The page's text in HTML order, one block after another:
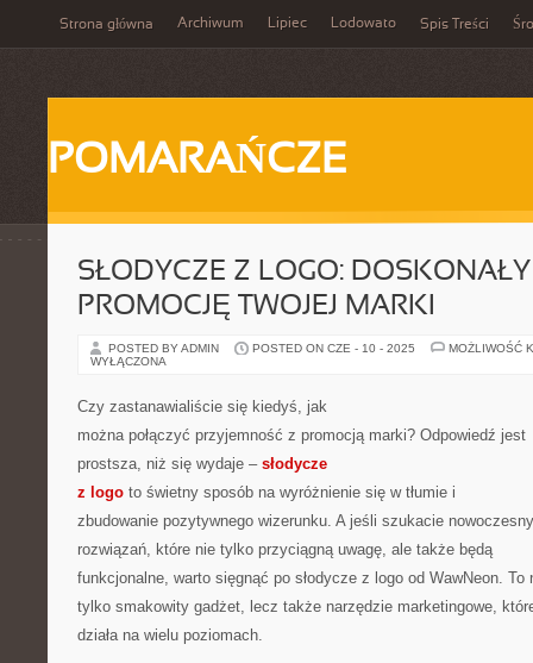
Strona główna Archiwum Lipiec Lodowato Spis Treści
POMARAŃCZE
SŁODYCZE Z LOGO:
PROMOCJĘ TWOJEJ MARKI
POSTED BY ADMIN POSTED ON CZE - 10 - 2025
MOŻLIWOŚĆ
WYŁĄCZONA
Czy zastanawialiście się kiedyś, jak
można połączyć przyjemność z promocją marki? Odpowiedź jest
prostsza, niż się wydaje – słodycze
z logo to świetny sposób na wyróżnienie się w tłumie i
zbudowanie pozytywnego wizerunku. A jeśli szukacie
rozwiązań, które nie tylko przyciągną uwagę, ale także będą
funkcjonalne, warto sięgnąć po słodycze z logo od WawNeon. To
tylko smakowity gadżet, lecz także narzędzie marketingowe,
działa na wielu poziomach.